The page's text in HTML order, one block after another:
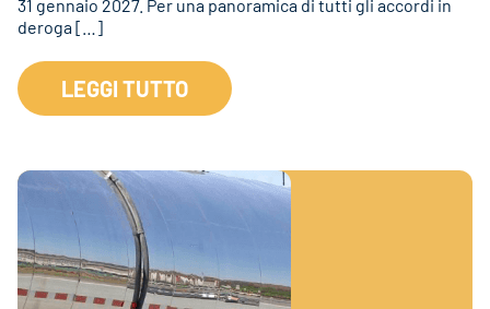
31 gennaio 2027. Per una panoramica di tutti gli accordi in
deroga […]
LEGGI TUTTO